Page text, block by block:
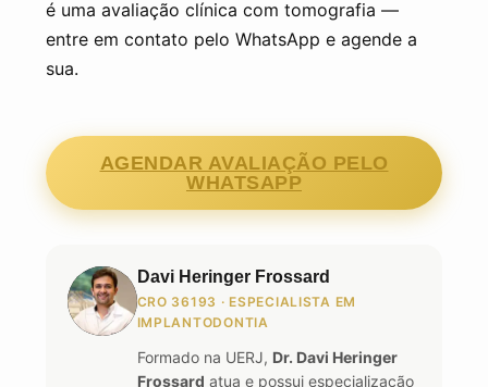
é uma avaliação clínica com tomografia —
entre em contato pelo WhatsApp e agende a
sua.
AGENDAR AVALIAÇÃO PELO
WHATSAPP
Davi Heringer Frossard
CRO 36193 · ESPECIALISTA EM
IMPLANTODONTIA
Formado na UERJ, Dr. Davi Heringer
Frossard atua e possui especialização